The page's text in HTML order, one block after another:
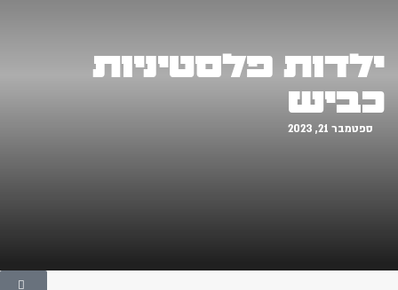
ילדות פלסטיניות
כביש
ספטמבר 21, 2023